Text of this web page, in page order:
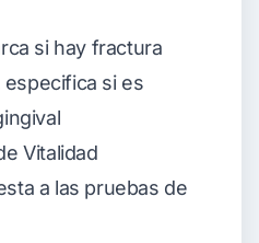
si hay fractura
especifica si es
Vitalidad
a las pruebas de